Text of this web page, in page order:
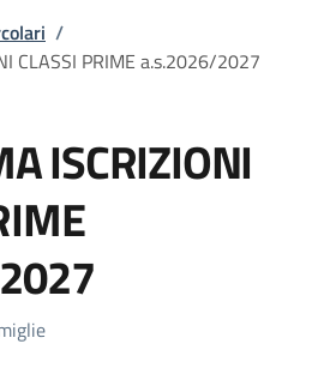
/
CLASSI PRIME a.s.2026/2027
ISCRIZIONI
circolare